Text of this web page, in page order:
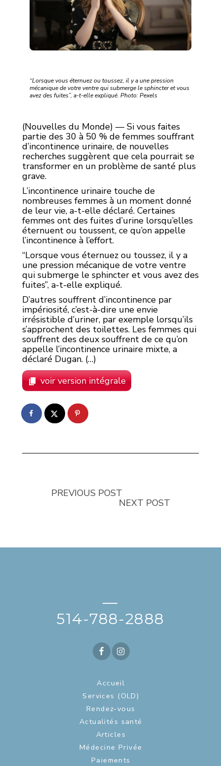
“Lorsque vous éternuez ou toussez, il y a une pression
mécanique de votre ventre qui submerge le sphincter et vous
avez des fuites”, a-t-elle expliqué. Photo: Pexels
(Nouvelles du Monde) — Si vous faites
partie des 30 à 50 % de femmes souffrant
d’incontinence urinaire, de nouvelles
recherches suggèrent que cela pourrait se
transformer en un problème de santé plus
grave.
L’incontinence urinaire touche de
nombreuses femmes à un moment donné
de leur vie, a-t-elle déclaré. Certaines
femmes ont des fuites d’urine lorsqu’elles
éternuent ou toussent, ce qu’on appelle
l’incontinence à l’effort.
“Lorsque vous éternuez ou toussez, il y a
une pression mécanique de votre ventre
qui submerge le sphincter et vous avez des
fuites”, a-t-elle expliqué.
D’autres souffrent d’incontinence par
impériosité, c’est-à-dire une envie
irrésistible d’uriner, par exemple lorsqu’ils
s’approchent des toilettes. Les femmes qui
souffrent des deux souffrent de ce qu’on
appelle l’incontinence urinaire mixte, a
déclaré Dugan. (…)
voir version intégrale
PREVIOUS POST
NEXT POST
—
514-788-2888
Accueil
Services (OLD)
Rendez-vous
Actualités santé
Articles
Médecine Privée
Paiements